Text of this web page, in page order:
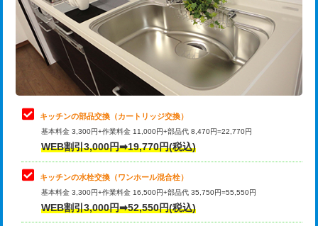
給水管工事※（保温材使用（バンド止
め込み）)
5,500円
給水管工事※（土の掘削・埋め戻し作
11,000円
給水管工事※（塩ビ管（VP・HI）使
用/3ｍまで)
給水管工事※（塩ビ管（VP・HI）使
用（追加）/3ｍ超え)
給水管工事※（ライニング鋼管・銅
管・ポリ管・HT管使用/3ｍまで)
44,000円
桝清掃 8,800円
止水・漏水調査・防水処理・清掃・修
理・調整・分解・加工など（軽作業）
11,000円
止水・漏水調査・防水処理・清掃・修
理・調整・分解・加工など（中作業）
22,000円
止水・漏水調査・防水処理・清掃・修
理・調整・分解・加工など（重作業）
33,000円
お風呂タンク脱着
その他部品の脱着
キッチンの部品交換（カートリッジ交換）
基本料金 3,300円+作業料金 11,000円+部品代 8,470円=22,770円
WEB割引3,000円➡19,770円(税込)
キッチンの水栓交換（ワンホール混合栓）
基本料金 3,300円+作業料金 16,500円+部品代 35,750円=55,550円
WEB割引3,000円➡52,550円(税込)